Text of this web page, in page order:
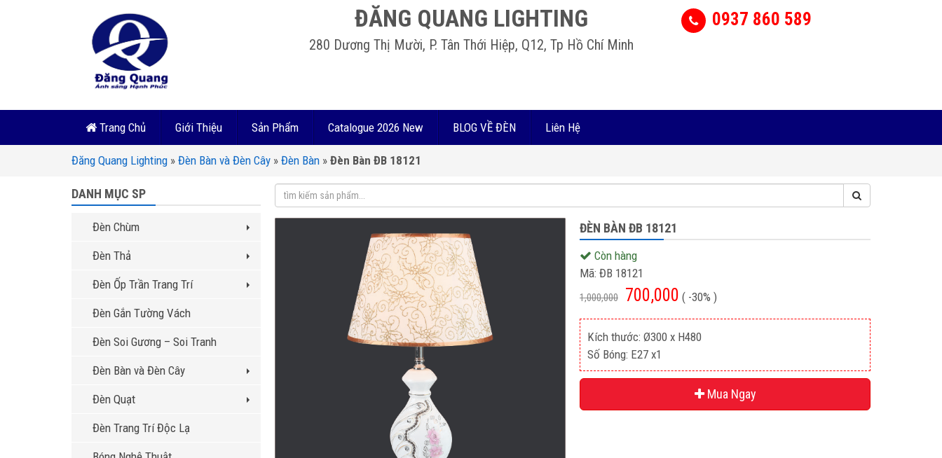
ĐĂNG QUANG LIGHTING
280 Dương Thị Mười, P. Tân Thới Hiệp, Q12, Tp Hồ Chí Minh
0937 860 589
Trang Chủ Giới Thiệu Sản Phẩm Catalogue 2026 New BLOG VỀ ĐÈN Liên Hệ
Đăng Quang Lighting » Đèn Bàn và Đèn Cây » Đèn Bàn » Đèn Bàn ĐB 18121
ĐÈN BÀN ĐB 18121
Còn hàng
Mã: ĐB 18121
1,000,000 700,000 ( -30% )
Kích thước: Ø300 x H480
Số Bóng: E27 x1
Mua Ngay
DANH MỤC SP
Đèn Chùm
Đèn Thả
Đèn Ốp Trần Trang Trí
Đèn Gắn Tường Vách
Đèn Soi Gương – Soi Tranh
Đèn Bàn và Đèn Cây
Đèn Quạt
Đèn Trang Trí Độc Lạ